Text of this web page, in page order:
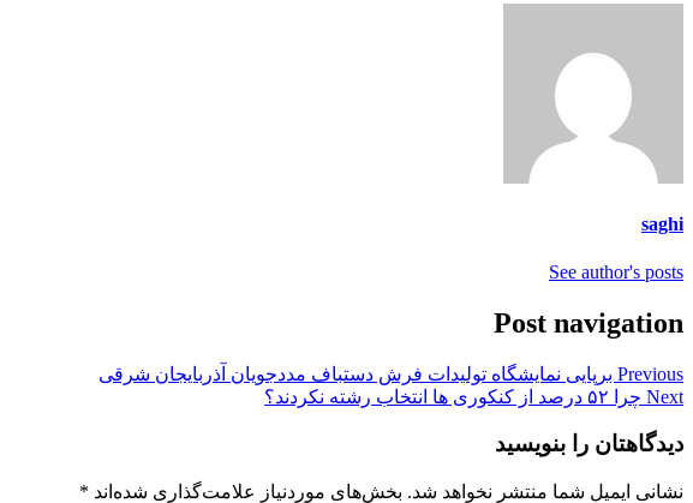
saghi
See author's posts
Post navigation
Previous برپایی نمایشگاه تولیدات فرش دستباف مددجویان آذربایجان شرقی
Next چرا ۵۲ درصد از کنکوری ها انتخاب رشته نکردند؟
دیدگاهتان را بنویسید
نشانی ایمیل شما منتشر نخواهد شد. بخش‌های موردنیاز علامت‌گذاری شده‌اند *